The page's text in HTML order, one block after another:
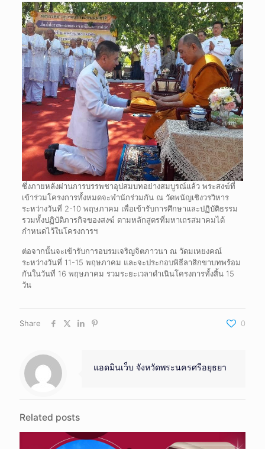
ซึ่งภายหลังผ่านการบรรพชาอุปสมบทอย่างสมบูรณ์แล้ว พระสงฆ์ที่
เข้าร่วมโครงการทั้งหมดจะพำนักร่วมกัน ณ วัดพนัญเชิงวรวิหาร
ระหว่างวันที่ 2-10 พฤษภาคม เพื่อเข้ารับการศึกษาและปฏิบัติธรรม
รวมทั้งปฏิบัติภารกิจของสงฆ์ ตามหลักสูตรที่มหาเถรสมาคมได้
กำหนดไว้ในโครงการฯ
ต่อจากนั้นจะเข้ารับการอบรมเจริญจิตภาวนา ณ วัดมเหยงคณ์
ระหว่างวันที่ 11-15 พฤษภาคม และจะประกอบพิธีลาสิกขาบทพร้อม
กันในวันที่ 16 พฤษภาคม รวมระยะเวลาดำเนินโครงการทั้งสิ้น 15
วัน
Share 0
แอดมินเว็บ จังหวัดพระนครศรีอยุธยา
Related posts